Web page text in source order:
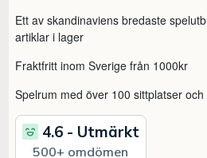
Ett av skandinaviens bredaste
artiklar i lager
Fraktfritt inom Sverige från 1000kr
Spelrum med över 100 sittplatser